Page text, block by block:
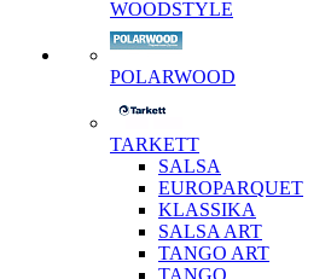
WOODSTYLE
POLARWOOD
TARKETT
SALSA
EUROPARQUET
KLASSIKA
SALSA ART
TANGO ART
TANGO